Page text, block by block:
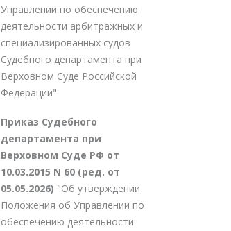
Управлении по обеспечению
деятельности арбитражных и
специализированных судов
Судебного департамента при
Верховном Суде Российской
Федерации"
Приказ Судебного
департамента при
Верховном Суде РФ от
10.03.2015 N 60 (ред. от
05.05.2026) "Об утверждении
Положения об Управлении по
обеспечению деятельности